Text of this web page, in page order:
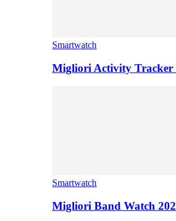
Smartwatch
Migliori Activity Tracker
Smartwatch
Migliori Band Watch